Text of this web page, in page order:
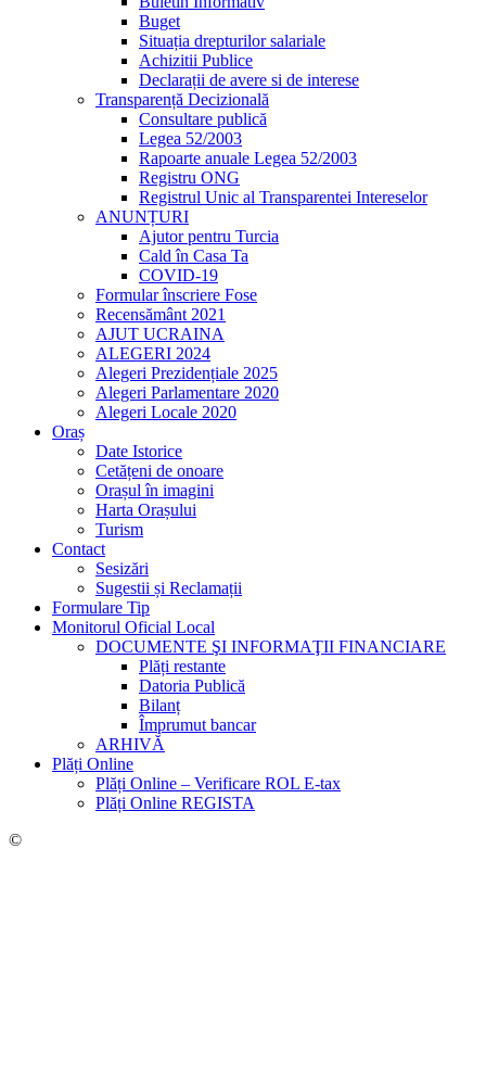
Buget
Situația drepturilor salariale
Achizitii Publice
Declarații de avere si de interese
Transparență Decizională
Consultare publică
Legea 52/2003
Rapoarte anuale Legea 52/2003
Registru ONG
Registrul Unic al Transparentei Intereselor
ANUNȚURI
Ajutor pentru Turcia
Cald în Casa Ta
COVID-19
Formular înscriere Fose
Recensământ 2021
AJUT UCRAINA
ALEGERI 2024
Alegeri Prezidențiale 2025
Alegeri Parlamentare 2020
Alegeri Locale 2020
Oraș
Date Istorice
Cetățeni de onoare
Orașul în imagini
Harta Orașului
Turism
Contact
Sesizări
Sugestii și Reclamații
Formulare Tip
Monitorul Oficial Local
DOCUMENTE ŞI INFORMAŢII FINANCIARE
Plăți restante
Datoria Publică
Bilanț
Împrumut bancar
ARHIVĂ
Plăți Online
Plăți Online – Verificare ROL E-tax
Plăți Online REGISTA
©